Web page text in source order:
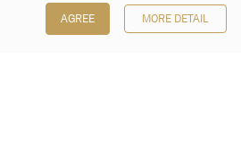
AGREE MORE DETAIL